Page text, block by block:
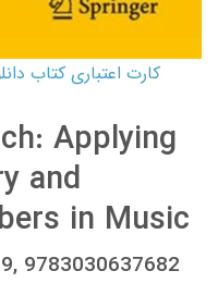
Applying
and
in Music
9783030637682